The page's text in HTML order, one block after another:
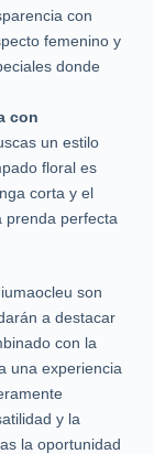
con
femenino y
donde
con
un estilo
floral es
corta y el
prenda perfecta
son
a destacar
con la
una experiencia
y la
la oportunidad